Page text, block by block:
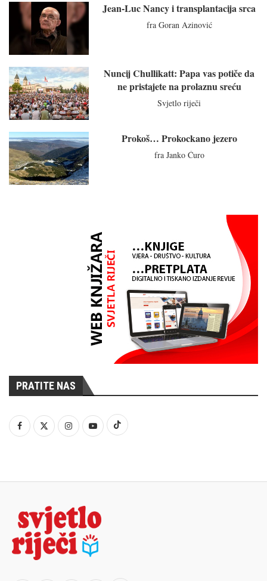
Jean-Luc Nancy i transplantacija srca
fra Goran Azinović
Nuncij Chullikatt: Papa vas potiče da
ne pristajete na prolaznu sreću
Svjetlo riječi
Prokoš… Prokockano jezero
fra Janko Ćuro
PRATITE NAS